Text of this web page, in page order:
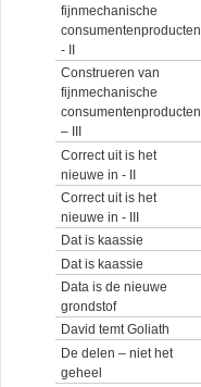
fijnmechanische
consumentenproducten
- II
Construeren van
fijnmechanische
consumentenproducten
– III
Correct uit is het
nieuwe in - II
Correct uit is het
nieuwe in - III
Dat is kaassie
Dat is kaassie
Data is de nieuwe
grondstof
David temt Goliath
De delen – niet het
geheel